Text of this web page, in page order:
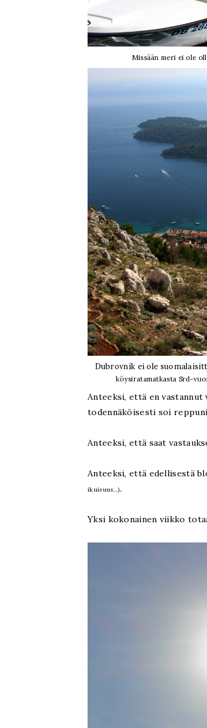
Missään meri ei ole
Dubrovnik ei ole
köysiratamatkasta Srd-
Anteeksi, että en
todennäköisesti soi
Anteeksi, että saat
Anteeksi, että edellisestä
ikuisuus...).
Yksi kokonainen viikko